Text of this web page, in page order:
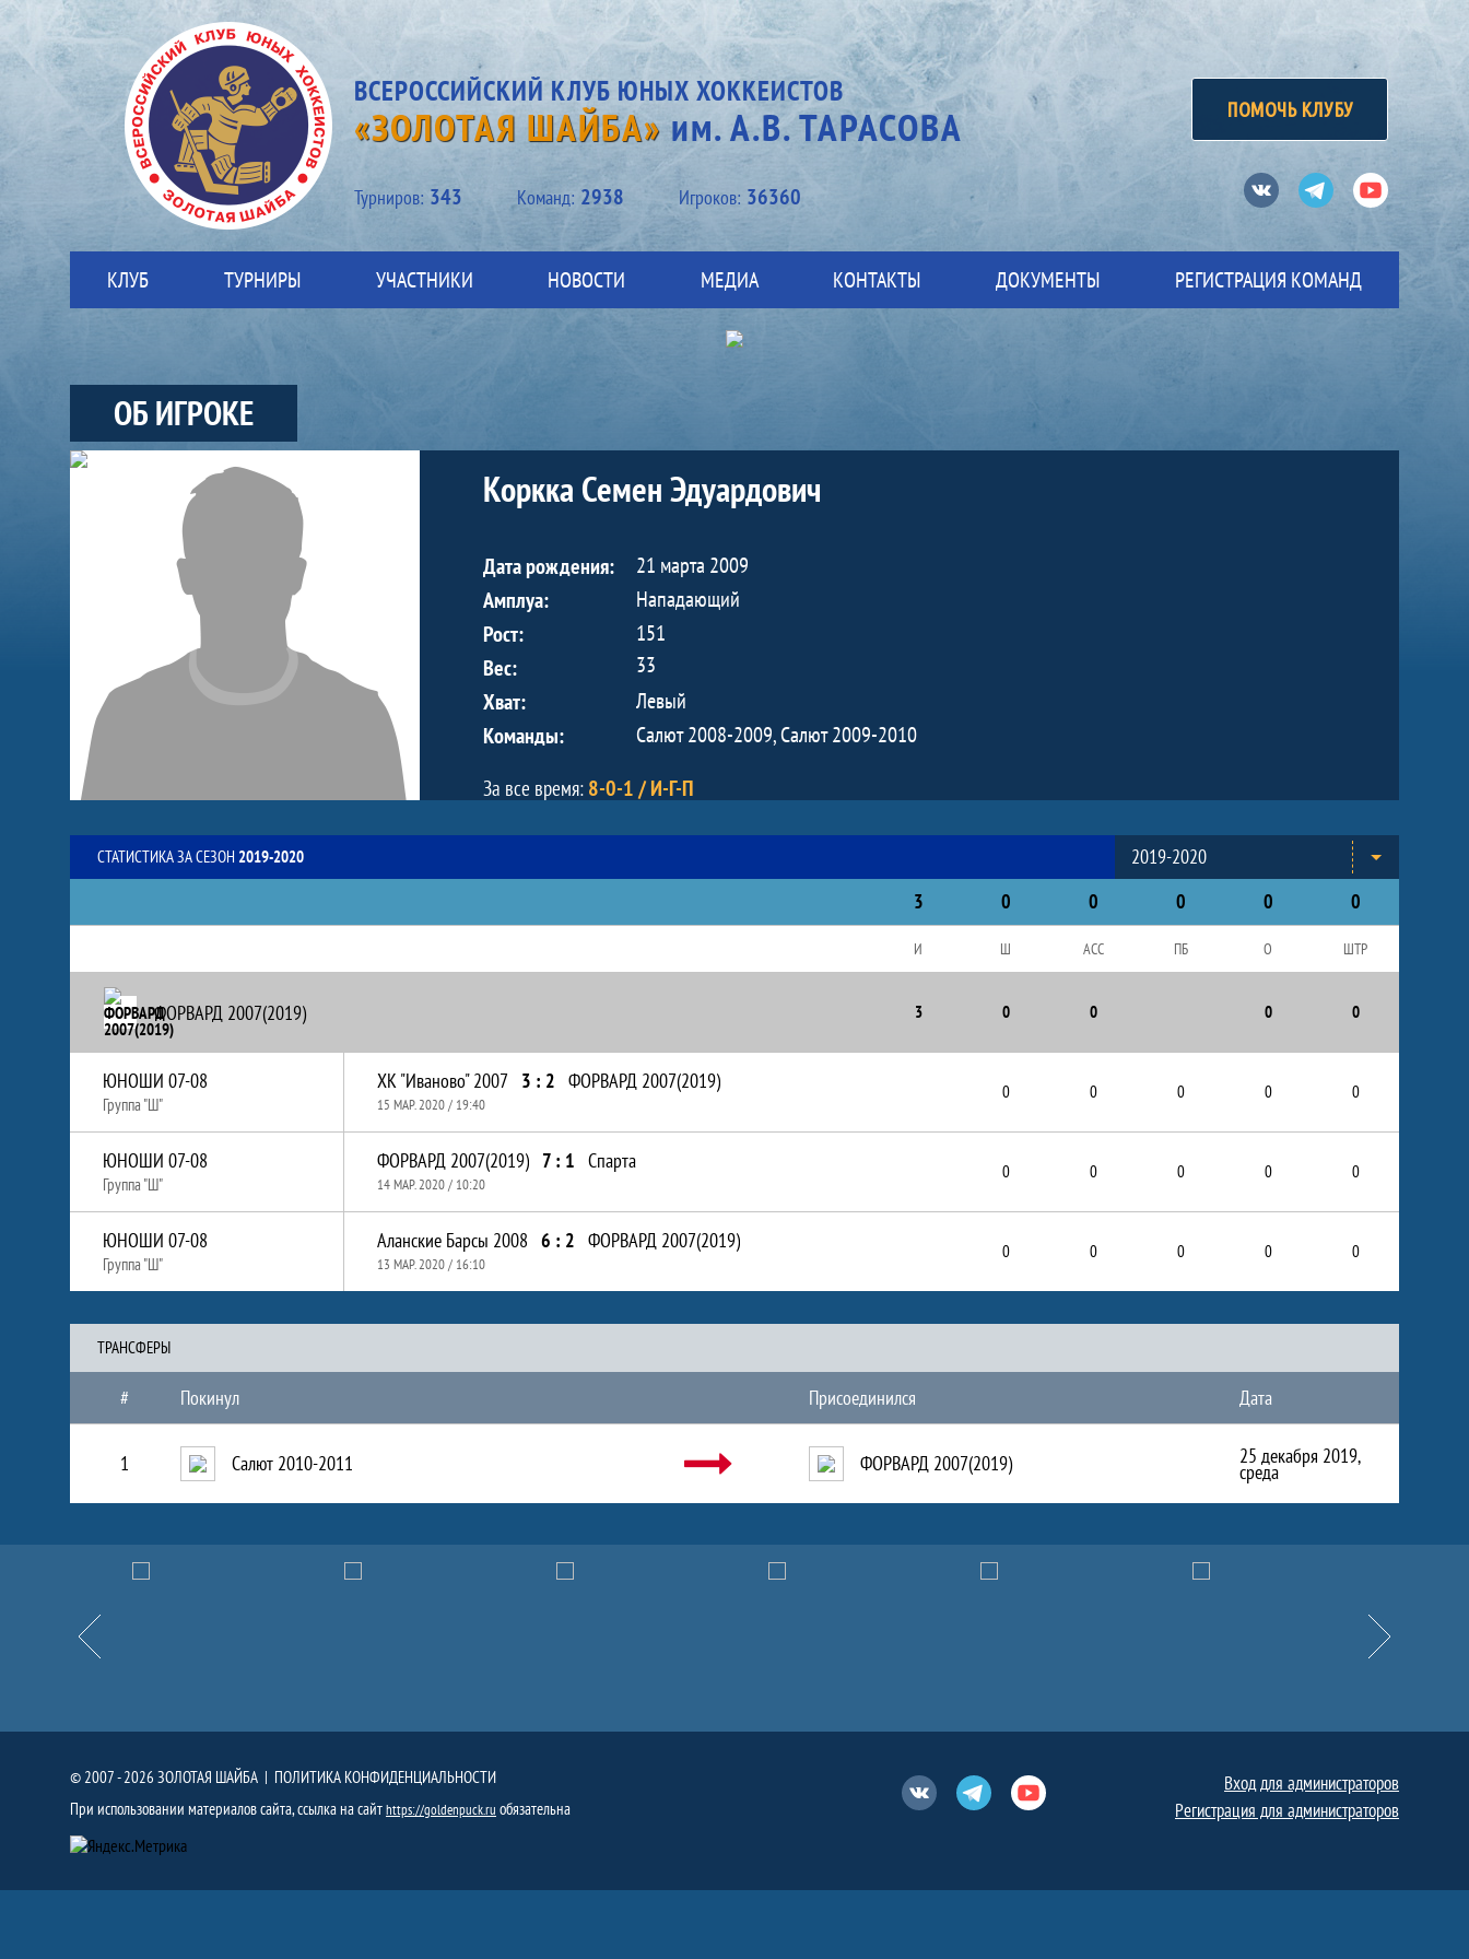
ВСЕРОССИЙСКИЙ КЛУБ ЮНЫХ ХОККЕИСТОВ
«ЗОЛОТАЯ ШАЙБА»им. А.В. ТАРАСОВА
Турниров: 343 Kоманд: 2938 Игроков: 36360
ПОМОЧЬ КЛУБУ
ВконтактеТелеграмЮтуб
КЛУБ ТУРНИРЫ УЧАСТНИКИ НОВОСТИ МЕДИА КОНТАКТЫ ДОКУМЕНТЫ РЕГИСТРАЦИЯ КОМАНД
ОБ ИГРОКЕ
Участники-игрок
Коркка Семен Эдуардович
Дата рождения:
21 марта 2009
Амплуа:
Нападающий
Рост:
151
Вес:
33
Хват:
Левый
Команды:
Салют 2008-2009, Салют 2009-2010
За все время: 8-0-1 / И-Г-П
СТАТИСТИКА ЗА СЕЗОН 2019-2020
2019-2020
3
0 0 0 0 0
И Ш АСС ПБ О ШТР
ФОРВАРД 2007(2019) 3 0 0 0 0
ЮНОШИ 07-08
Группа "Ш"
ХК "Иваново" 2007 3 : 2 ФОРВАРД 2007(2019)
15 МАР. 2020 / 19:40
0 0 0 0 0
ЮНОШИ 07-08
Группа "Ш"
ФОРВАРД 2007(2019) 7 : 1 Спарта
14 МАР. 2020 / 10:20
0 0 0 0 0
ЮНОШИ 07-08
Группа "Ш"
Аланские Барсы 2008 6 : 2 ФОРВАРД 2007(2019)
13 МАР. 2020 / 16:10
0 0 0 0 0
ТРАНCФЕРЫ
# Покинул Присоединился Дата
1 Салют 2010-2011 ФОРВАРД 2007(2019) 25 декабря 2019,
среда
Назад
Партнёры
Вперёд
© 2007 - 2026 ЗОЛОТАЯ ШАЙБА | ПОЛИТИКА КОНФИДЕНЦИАЛЬНОСТИ
При использовании материалов сайта, ссылка на сайтhttps://goldenpuck.ru обязательна ВконтактеТелеграмЮтуб
Вход для администраторов
Регистрация для администраторов